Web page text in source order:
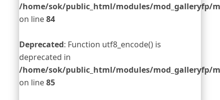
/home/sok/public_html/modules/mod_galleryfp/
on line84
Deprecated: Function utf8_encode() is
deprecated in
/home/sok/public_html/modules/mod_galleryfp/
on line85